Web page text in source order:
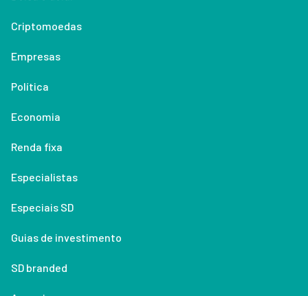
Criptomoedas
Empresas
Política
Economia
Renda fixa
Especialistas
Especiais SD
Guias de investimento
SD branded